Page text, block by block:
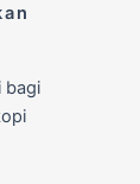
bagi